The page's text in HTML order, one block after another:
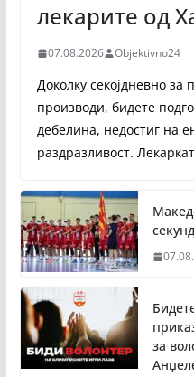
лекарите од
07.08.2026 Objektivno24
Доколку секојдневно за
производи, бидете
дебелина, недостиг на
раздразливост.
за